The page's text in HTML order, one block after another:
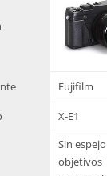
Fujifilm
X-E1
Sin
objetivos